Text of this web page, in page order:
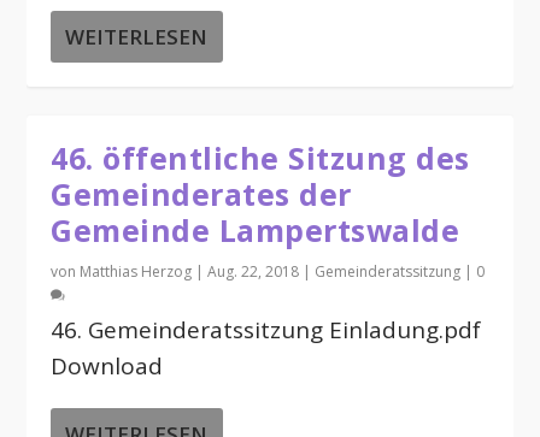
WEITERLESEN
46. öffentliche Sitzung des
Gemeinderates der
Gemeinde Lampertswalde
von Matthias Herzog |Aug. 22, 2018 | Gemeinderatssitzung | 0
46. Gemeinderatssitzung Einladung.pdf
Download